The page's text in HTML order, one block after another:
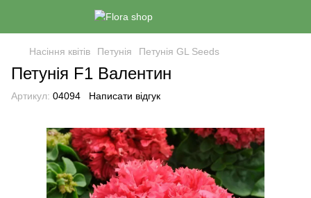
Насіння квітів Петунія Петунія GL Seeds
Петунія F1 Валентин
Артикул: 04094 Написати відгук